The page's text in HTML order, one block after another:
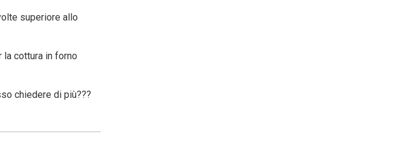
superiore allo
cottura in forno
chiedere di più???